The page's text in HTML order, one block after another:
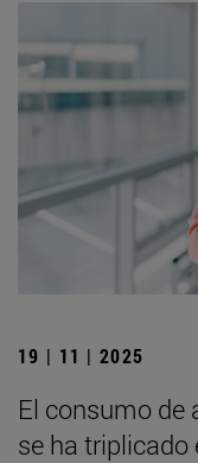
19 | 11 | 2025
El consumo de
se ha triplicado